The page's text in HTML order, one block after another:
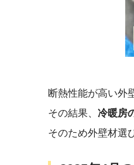
断熱性能が高い外
その結果、 冷暖房
そのため外壁材選